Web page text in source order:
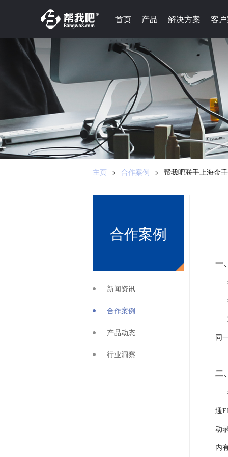
首页 产品 解决方案 客
首页 产品 解决方案 客
主页 > 合作案例 > 帮我吧联手上海金
合作案例
新闻资讯
合作案例
产品动态
行业洞察
一
同
二
通
动
内